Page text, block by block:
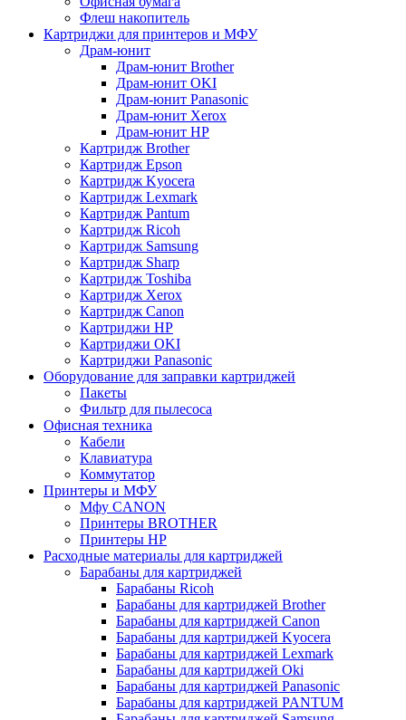
Флеш накопитель
Картриджи для принтеров и МФУ
Драм-юнит
Драм-юнит Brother
Драм-юнит OKI
Драм-юнит Panasonic
Драм-юнит Xerox
Драм-юнит НР
Картридж Brother
Картридж Epson
Картридж Kyocera
Картридж Lexmark
Картридж Pantum
Картридж Ricoh
Картридж Samsung
Картридж Sharp
Картридж Toshiba
Картридж Xerox
Картридж Сanon
Картриджи HP
Картриджи OKI
Картриджи Panasonic
Оборудование для заправки картриджей
Пакеты
Фильтр для пылесоса
Офисная техника
Кабели
Клавиатура
Коммутатор
Принтеры и МФУ
Мфу CANON
Принтеры BROTHER
Принтеры HP
Расходные материалы для картриджей
Барабаны для картриджей
Барабаны Ricoh
Барабаны для картриджей Brother
Барабаны для картриджей Canon
Барабаны для картриджей Kyocera
Барабаны для картриджей Lexmark
Барабаны для картриджей Oki
Барабаны для картриджей Panasonic
Барабаны для картриджей PANTUM